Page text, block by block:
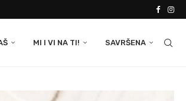
MI I VI NA TI! SAVRŠENA